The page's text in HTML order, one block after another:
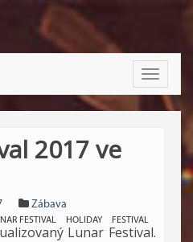
Toggle
2017 ve
Zábava
FESTIVAL HOLIDAY FESTIVAL
Lunar Festival.